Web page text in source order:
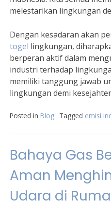
melestarikan lingkungan
Dengan kesadaran akan
togel lingkungan,
berperan aktif dalam
industri terhadap
memiliki tanggung jawab
lingkungan demi
Posted in Blog Tagged emisi
Bahaya Gas
Aman
Udara di